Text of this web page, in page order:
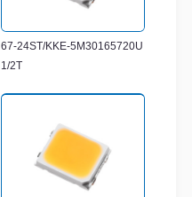
67-24ST/KKE-5M30165720U
1/2T